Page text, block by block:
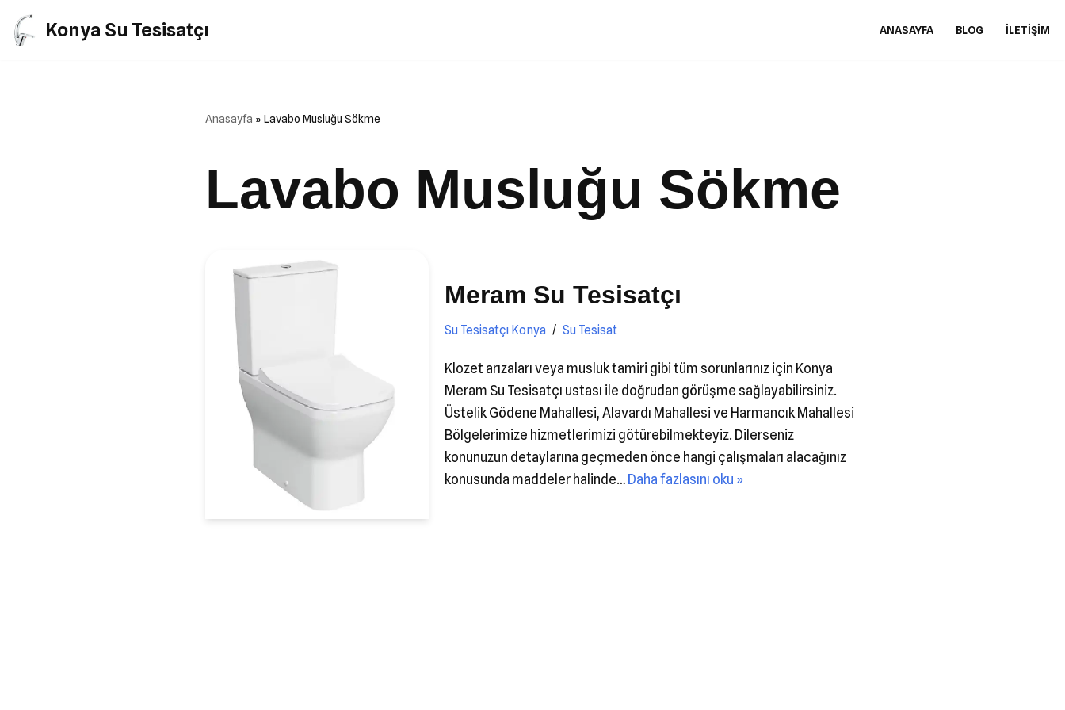
İçeriğe
Konya Su Tesisatçı ANASAYFA BLOG İLETIŞIM
Anasayfa » Lavabo Musluğu Sökme
Lavabo Musluğu Sökme
Meram Su Tesisatçı
Su Tesisatçı Konya Su Tesisat
Klozet arızaları veya musluk tamiri gibi tüm sorunlarınız için Konya
Meram Su Tesisatçı ustası ile doğrudan görüşme sağlayabilirsiniz.
Üstelik Gödene Mahallesi, Alavardı Mahallesi ve Harmancık Mahallesi
Bölgelerimize hizmetlerimizi götürebilmekteyiz. Dilerseniz
konunuzun detaylarına geçmeden önce hangi çalışmaları alacağınız
konusunda maddeler halinde… Daha fazlasını oku »